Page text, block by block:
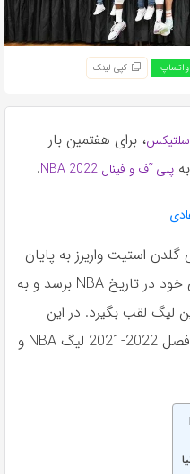
واتساپ کپی لینک
، برای هفتمین بار
پلی آف و فینال 2022 NBA .
گلدن استیت واریرز به پایان
رسید تا این تیم به هفتمین قهرمانی خود در تاریخ NBA برسد و به
لیگ لقب بگیرد. در این
مطلب نیم نگاهی داریم به پلی آف فصل 2022-2021 لیگ NBA و